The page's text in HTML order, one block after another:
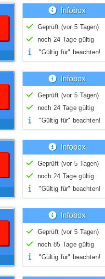
Infobox
Geprüft (vor 5 Tagen)
noch 24 Tage gültig
"Gültig für" beachten!
Infobox
Geprüft (vor 5 Tagen)
noch 24 Tage gültig
"Gültig für" beachten!
Infobox
Geprüft (vor 5 Tagen)
noch 24 Tage gültig
"Gültig für" beachten!
Infobox
Geprüft (vor 5 Tagen)
noch 85 Tage gültig
"Gültig für" beachten!